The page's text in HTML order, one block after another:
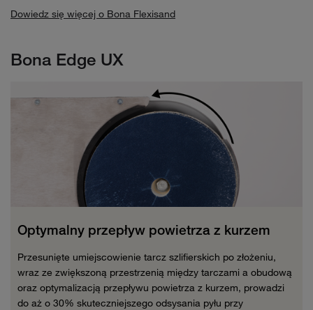
Dowiedz się więcej o Bona Flexisand
Bona Edge UX
Optymalny przepływ powietrza z kurzem
Przesunięte umiejscowienie tarcz szlifierskich po złożeniu,
wraz ze zwiększoną przestrzenią między tarczami a obudową
oraz optymalizacją przepływu powietrza z kurzem, prowadzi
do aż o 30% skuteczniejszego odsysania pyłu przy